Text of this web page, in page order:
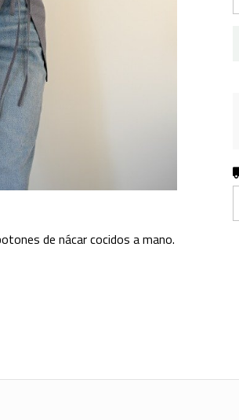
de nácar cocidos a mano.